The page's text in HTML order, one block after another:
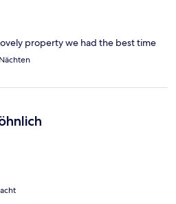
property we had the best time